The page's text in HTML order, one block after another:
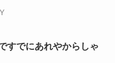
すでにあれやからしゃ